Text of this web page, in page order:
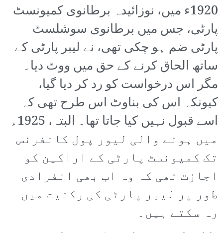
1920ء میں، نوزائیدہ برطانوی کمیونسٹ
پارٹی، جس میں برطانوی سوشلسٹ
پارٹی ضم ہو چکی تھی، نے لیبر پارٹی کے
ساتھ الحاق کرنے کے حق میں ووٹ دیا۔
مگر اس درخواست کو رد کر دیا گیا،
کیونکہ اس کی بناوٹ اس طرح تھی کہ
اسے قبول نہیں کیا جاتا تھا۔ البتہ، 1925ء
میں ہونے والی لیور پول کانفرنس
تک کمیونسٹ پارٹی کے اراکین کو
اجازت تھی کہ وہ اب بھی انفرادی
طور پر لیبر پارٹی کی رکنیت میں
رہ سکتے ہیں۔